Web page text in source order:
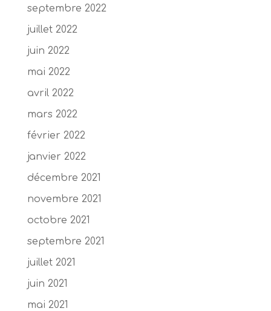
septembre 2022
juillet 2022
juin 2022
mai 2022
avril 2022
mars 2022
février 2022
janvier 2022
décembre 2021
novembre 2021
octobre 2021
septembre 2021
juillet 2021
juin 2021
mai 2021